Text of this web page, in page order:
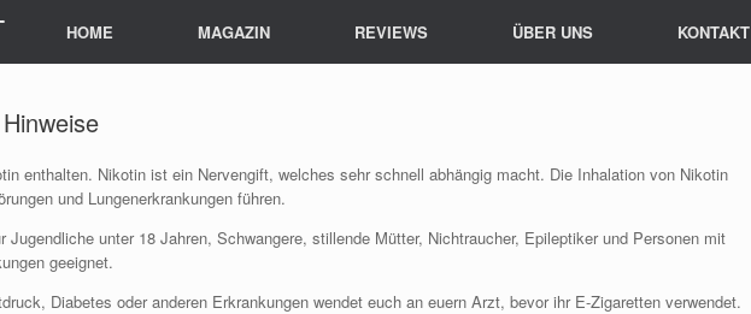
HOME MAGAZIN REVIEWS ÜBER UNS KONTAKT
enthalten. Nikotin ist ein Nervengift, welches sehr schnell abhängig macht. Die Inhalation von Nikotin
und Lungenerkrankungen führen.
Jugendliche unter 18 Jahren, Schwangere, stillende Mütter, Nichtraucher, Epileptiker und Personen mit
geeignet.
Diabetes oder anderen Erkrankungen wendet euch an euern Arzt, bevor ihr E-Zigaretten verwendet.